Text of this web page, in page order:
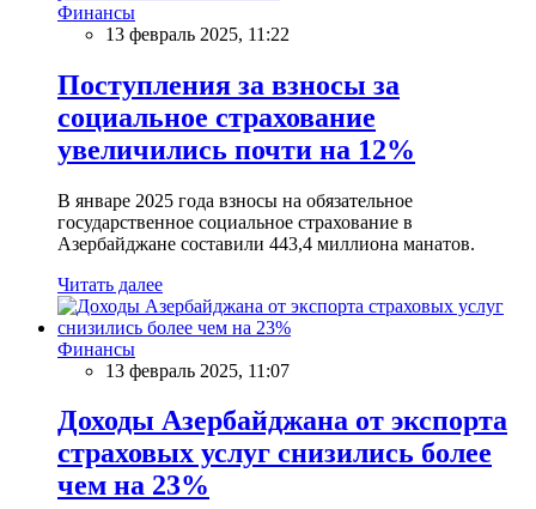
Финансы
13 февраль 2025, 11:22
Поступления за взносы за
социальное страхование
увеличились почти на 12%
В январе 2025 года взносы на обязательное
государственное социальное страхование в
Азербайджане составили 443,4 миллиона манатов.
Читать далее
Финансы
13 февраль 2025, 11:07
Доходы Азербайджана от экспорта
страховых услуг снизились более
чем на 23%